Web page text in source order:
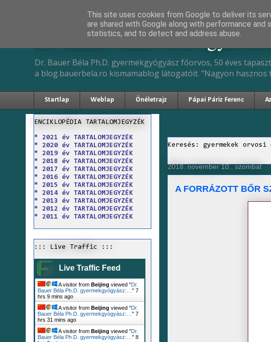
Dr. Bauer Béla Ph.D.
Dr. Bauer Béla Ph.D. gyermekgyógyász főorvos, 50 éves
a blog.bauerbela.ro kismamablog látogatóit. "Nagyon
Startlap Weblap Önéletrajz Pápai Páriz Ferenc
Keresés: gyermekek
2018. november 10., szombat
A FORRÁZOTT BŐR
ENCIKLOPÉDIA TARTALOMJEGYZÉK
* 2021 év TARTALOMJEGYZÉK
* 2020 év TARTALOMJEGYZÉK
* 2019 év TARTALOMJEGYZÉK
* 2018 év TARTALOMJEGYZÉK
* 2017 év TARTALOMJEGYZÉK
* 2016 év TARTALOMJEGYZÉK
* 2015 év TARTALOMJEGYZÉK
* 2014 év TARTALOMJEGYZÉK
* 2013 év TARTALOMJEGYZÉK
* 2012 év TARTALOMJEGYZÉK
* 2011 év TARTALOMJEGYZÉK
::: Live Traffic :::
Live Traffic Feed
A visitor from Beijing viewed "Dr.
Bauer Béla Ph.D. gyermekgyógyász:… " 7
hrs 9 mins ago
A visitor from Beijing viewed "Dr.
Bauer Béla Ph.D. gyermekgyógyász:… " 7
hrs 31 mins ago
A visitor from Beijing viewed "Dr.
Bauer Béla Ph.D. gyermekgyógyász:… " 8
This site uses cookies from Google to deliver its
are shared with Google along with performance
statistics, and to detect and address abuse.